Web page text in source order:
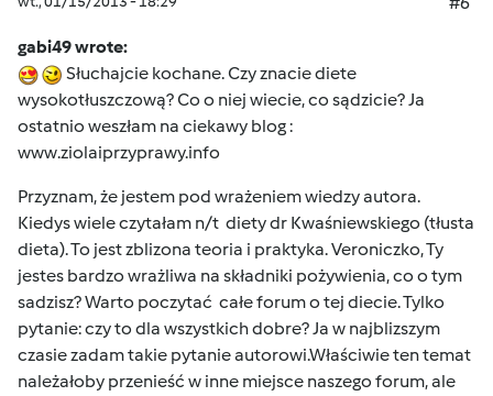
gabi49 wrote:
Słuchajcie kochane. Czy znacie diete
wysokotłuszczową? Co o niej wiecie, co sądzicie? Ja
ostatnio weszłam na ciekawy blog :
www.ziolaiprzyprawy.info
Przyznam, że jestem pod wrażeniem wiedzy autora.
Kiedys wiele czytałam n/t diety dr Kwaśniewskiego (tłusta
dieta). To jest zblizona teoria i praktyka. Veroniczko, Ty
jestes bardzo wrażliwa na składniki pożywienia, co o tym
sadzisz? Warto poczytać całe forum o tej diecie. Tylko
pytanie: czy to dla wszystkich dobre? Ja w najblizszym
czasie zadam takie pytanie autorowi.Właściwie ten temat
należałoby przenieść w inne miejsce naszego forum, ale